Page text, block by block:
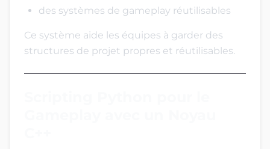
des systèmes de gameplay réutilisables
Ce système aide les équipes à garder des
structures de projet propres et réutilisables.